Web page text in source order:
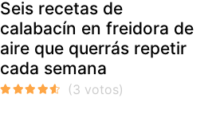
Seis recetas de
calabacín en freidora de
aire que querrás repetir
cada semana